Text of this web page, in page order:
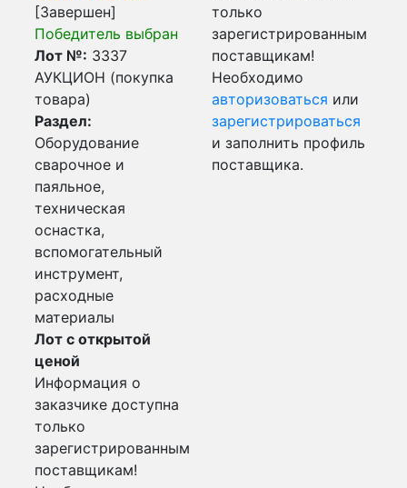
[Завершен]
Победитель выбран
Лот №: 3337
АУКЦИОН (покупка
товара)
Раздел:
Оборудование
сварочное и
паяльное,
техническая
оснастка,
вспомогательный
инструмент,
расходные
материалы
Лот с открытой
ценой
Информация о
заказчике доступна
только
зарегистрированным
поставщикам!
только
зарегистрированным
поставщикам!
Необходимо
авторизоваться или
зарегистрироваться
и заполнить профиль
поставщика.